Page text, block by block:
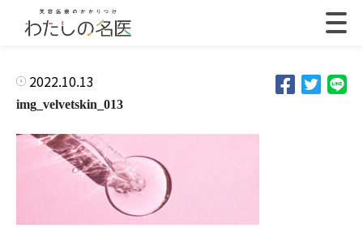
2022.10.13
img_velvetskin_013